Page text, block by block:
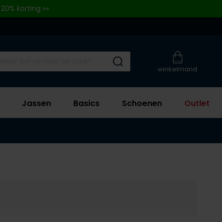
korting 👀
winkelmand
Submit search
Jassen Basics Schoenen Outlet